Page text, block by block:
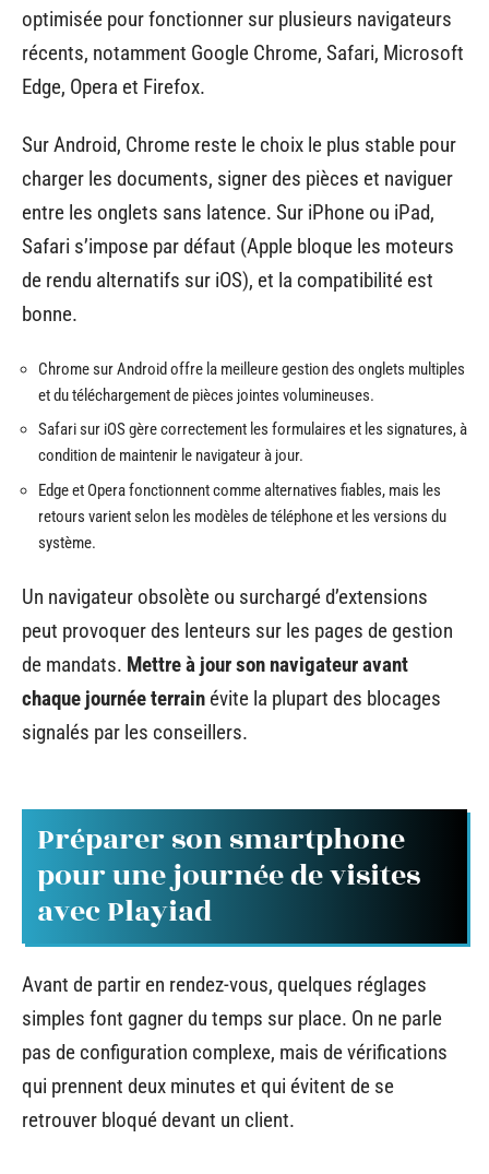
optimisée pour fonctionner sur plusieurs navigateurs
récents, notamment Google Chrome, Safari, Microsoft
Edge, Opera et Firefox.
Sur Android, Chrome reste le choix le plus stable pour
charger les documents, signer des pièces et naviguer
entre les onglets sans latence. Sur iPhone ou iPad,
Safari s’impose par défaut (Apple bloque les moteurs
de rendu alternatifs sur iOS), et la compatibilité est
bonne.
Chrome sur Android offre la meilleure gestion des onglets multiples
et du téléchargement de pièces jointes volumineuses.
Safari sur iOS gère correctement les formulaires et les signatures, à
condition de maintenir le navigateur à jour.
Edge et Opera fonctionnent comme alternatives fiables, mais les
retours varient selon les modèles de téléphone et les versions du
système.
Un navigateur obsolète ou surchargé d’extensions
peut provoquer des lenteurs sur les pages de gestion
de mandats. Mettre à jour son navigateur avant
chaque journée terrain évite la plupart des blocages
signalés par les conseillers.
Préparer son smartphone
pour une journée de visites
avec Playiad
Avant de partir en rendez-vous, quelques réglages
simples font gagner du temps sur place. On ne parle
pas de configuration complexe, mais de vérifications
qui prennent deux minutes et qui évitent de se
retrouver bloqué devant un client.